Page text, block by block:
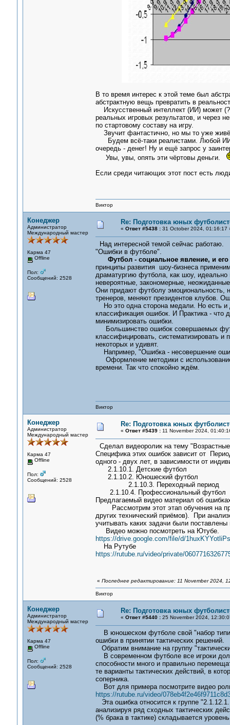
В то время интерес к этой теме был
абстрактную вещь превратить в
Искусственный интеллект (ИИ) может
реальных игровых результатов, и через
по стартовому составу на игру.
Звучит фантастично, но мы то уже
Будем всё-таки реалистами. Любой ИИ
очередь - денег! Ну и ещё запрос у
Увы, увы, опять эти чёртовы деньги.
Если среди читающих этот пост есть
Виктор
Конеджер
Администратор
Международный мастер
Карма 47
Offline
Пол:
Сообщений: 2528
Re: Подготовка юных
« Ответ #5438 :31 October 2024, 01:16:17
Над интересной темой сейчас работаю.
"Ошибки в футболе".
Футбол - социальное явление, и
принципы развития шоу-бизнеса
драматургию футбола, как шоу,
невероятные, закономерные,
Они придают футболу эмоциональность,
тренеров, меняют президентов клубов.
Но это одна сторона медали. Но есть и
классификация ошибок. И Практика - что
минимизировать ошибки.
Большинство ошибок совершаемых
классифицировать, систематизировать и
некоторых и удивят.
Например, "Ошибка - несовершение
Оформление методики с
времени. Так что спокойно ждём.
Виктор
Конеджер
Администратор
Международный мастер
Карма 47
Offline
Пол:
Сообщений: 2528
Re: Подготовка юных
« Ответ #5439 :11 November 2024,
Сделал видеоролик на тему
Специфика этих ошибок зависит от
одного - двух лет, в зависимости от
2.1.10.1. Детские футбол
2.1.10.2. Юношеский футбол
2.1.10.3. Переходный период
2.1.10.4. Профессиональный футбол
Предлагаемый видео материал об
Рассмотрим этот этап обучения на
других технический приёмов). При
учитывать каких задачи были поставлены
Видео можно посмотреть на Ютубе.
https://drive.google.com/file/d/
На Рутубе
https://rutube.ru/video/private/
« Последнее редактирование: 11 November 2024,
Виктор
Конеджер
Администратор
Международный мастер
Карма 47
Offline
Пол:
Сообщений: 2528
Re: Подготовка юных
« Ответ #5440 :25 November 2024,
В юношеском футболе свой "набор
ошибки в принятии тактических решений.
Обратим внимание на группу
В современном футболе все игроки
способности много и правильно
те варианты тактических действий, в
соперника.
Вот для примера посмотрите видео
https://rutube.ru/video/
Эта ошибка относится к группе
анализируя ряд сходных тактических
(% брака в тактике) складывается